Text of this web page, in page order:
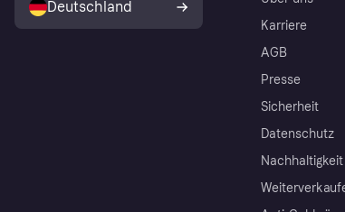
Karriere
AGB
Presse
Sicherheit
Datenschutz
Nachhaltigkeit
Deutschland